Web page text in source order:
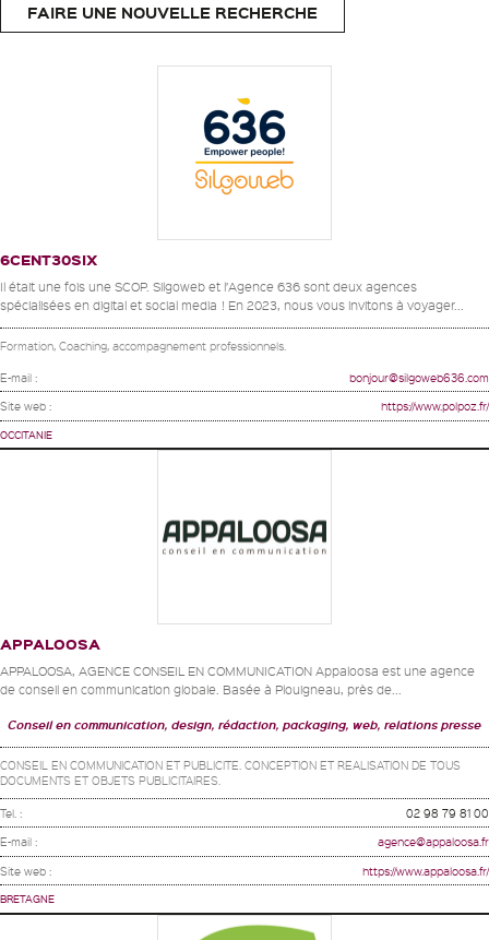
FAIRE UNE NOUVELLE RECHERCHE
6CENT30SIX
Il était une fois une SCOP. Silgoweb et l’Agence 636 sont deux agences
spécialisées en digital et social media ! En 2023, nous vous invitons à voyager...
Formation, Coaching, accompagnement professionnels.
E-mail : bonjour@silgoweb636.com
Site web : https://www.polpoz.fr/
OCCITANIE
APPALOOSA
APPALOOSA, AGENCE CONSEIL EN COMMUNICATION Appaloosa est une agence
de conseil en communication globale. Basée à Plouigneau, près de...
Conseil en communication, design, rédaction, packaging, web, relations presse
CONSEIL EN COMMUNICATION ET PUBLICITE. CONCEPTION ET REALISATION DE TOUS
DOCUMENTS ET OBJETS PUBLICITAIRES.
Tel. : 02 98 79 81 00
E-mail : agence@appaloosa.fr
Site web : https://www.appaloosa.fr/
BRETAGNE